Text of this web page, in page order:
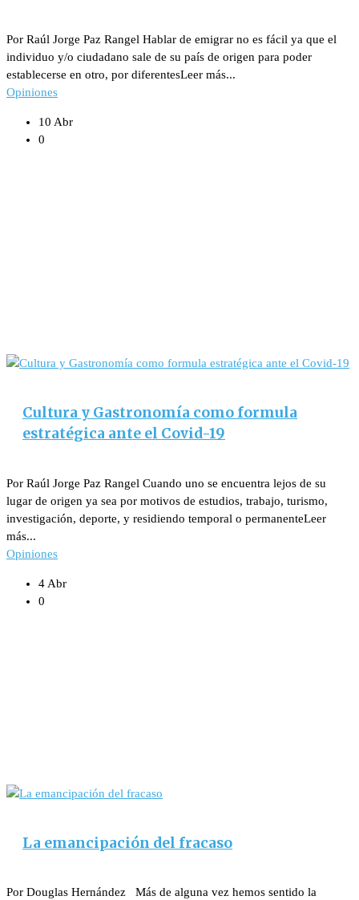
Por Raúl Jorge Paz Rangel Hablar de emigrar no es fácil ya que el
individuo y/o ciudadano sale de su país de origen para poder
establecerse en otro, por diferentesLeer más...
Opiniones
10 Abr
0
Cultura y Gastronomía como formula
estratégica ante el Covid-19
Por Raúl Jorge Paz Rangel Cuando uno se encuentra lejos de su
lugar de origen ya sea por motivos de estudios, trabajo, turismo,
investigación, deporte, y residiendo temporal o permanenteLeer
más...
Opiniones
4 Abr
0
La emancipación del fracaso
Por Douglas Hernández Más de alguna vez hemos sentido la